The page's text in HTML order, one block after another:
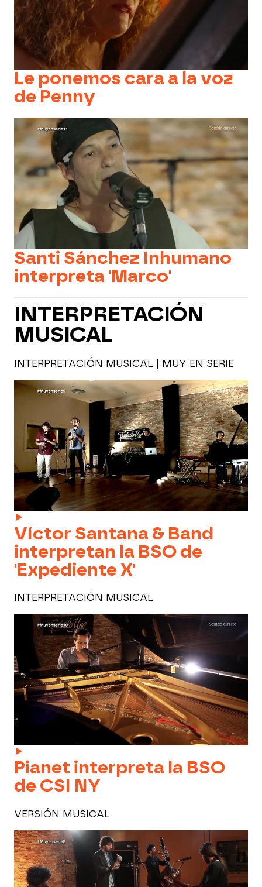
Le ponemos cara a la voz
de Penny
Santi Sánchez Inhumano
interpreta 'Marco'
INTERPRETACIÓN
MUSICAL
INTERPRETACIÓN MUSICAL | MUY EN SERIE
Víctor Santana & Band
interpretan la BSO de
'Expediente X'
INTERPRETACIÓN MUSICAL
Pianet interpreta la BSO
de CSI NY
VERSIÓN MUSICAL